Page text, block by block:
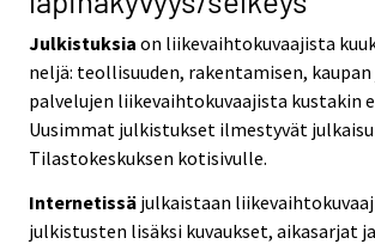
Julkistuksia on liikevaihtokuvaajista
neljä: teollisuuden, rakentamisen, kaupan
palvelujen liikevaihtokuvaajista kustakin
Uusimmat julkistukset ilmestyvät
Tilastokeskuksen kotisivulle.
Internetissä julkaistaan
julkistusten lisäksi kuvaukset, aikasarjat